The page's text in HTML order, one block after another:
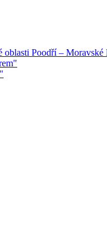
oblasti Poodří – Moravské